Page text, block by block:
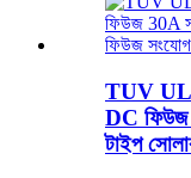
TUV UL
DC
টাইপ